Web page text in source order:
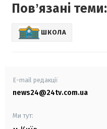
Повʼязані теми:
ШКОЛА
E-mail редакції
news24@24tv.com.ua
Ми тут: